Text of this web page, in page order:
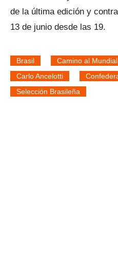
de la última edición y
13 de junio desde las 19.
Brasil Camino al
Carlo Ancelotti
Selección Brasileña